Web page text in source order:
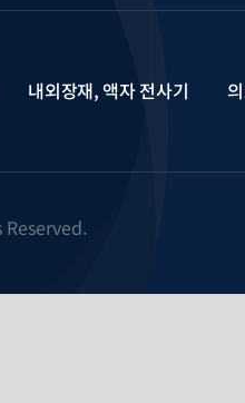
내외장재, 액자 전사기